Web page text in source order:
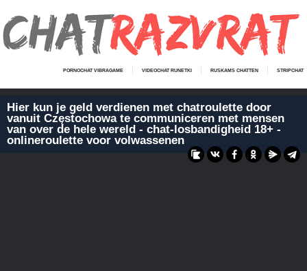
PORNOCHAT VIBRAGAME VIDEOCHAT RUNETKI RUSKAMS CHATTEN STRIPCHAT
Hier kun je geld verdienen met chatroulette door
vanuit Częstochowa te communiceren met mensen
van over de hele wereld - chat-losbandigheid 18+ -
onlineroulette voor volwassenen